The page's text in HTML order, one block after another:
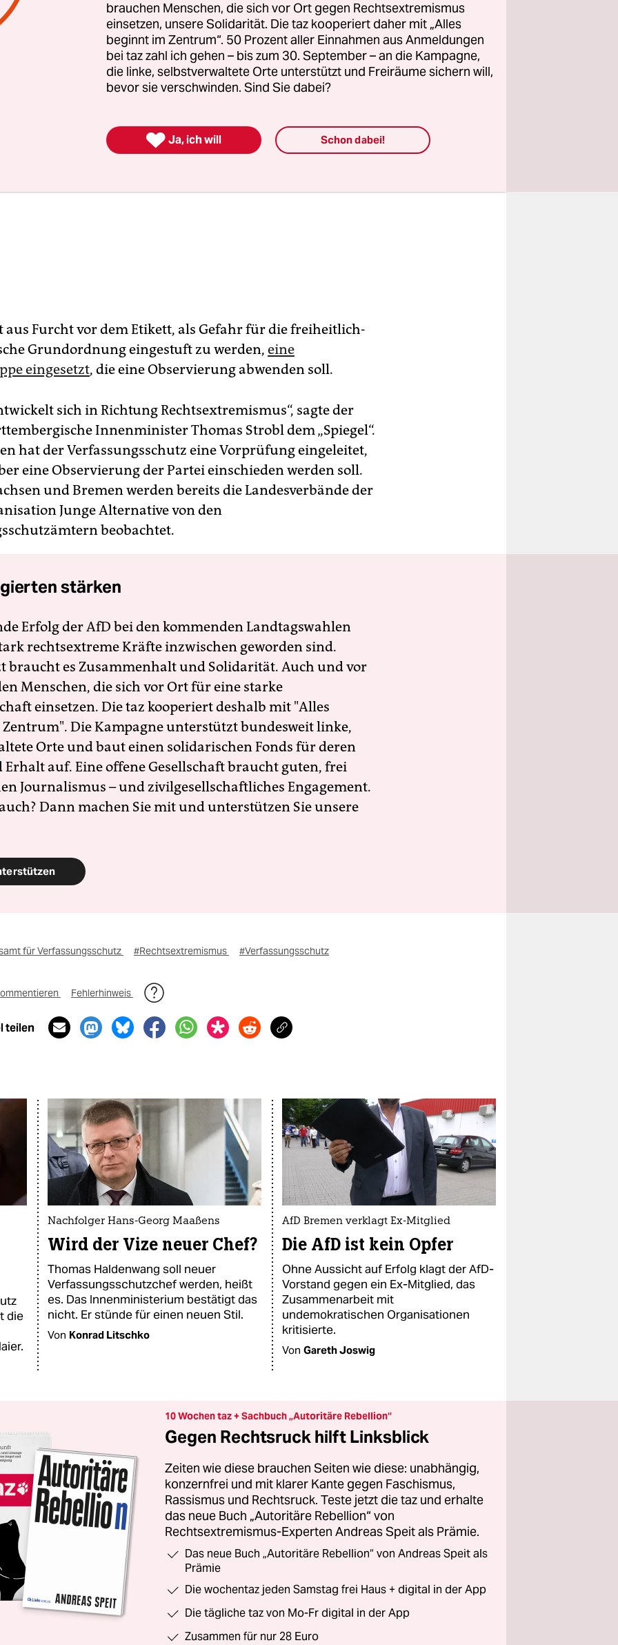
einzelne weit über hundert Seiten. Aus drei Bundesländern
Informationen gegeben, darunter Sachsen.
aus Furcht vor dem Etikett, als Gefahr für die freiheitlich-
Grundordnung eingestuft zu werden, eine
eingesetzt, die eine Observierung abwenden soll.
sich in Richtung Rechtsextremismus“, sagte der
Innenminister Thomas Strobl dem „Spiegel“.
hat der Verfassungsschutz eine Vorprüfung eingeleitet,
eine Observierung der Partei einschieden werden soll.
und Bremen werden bereits die Landesverbände der
Junge Alternative von den
beobachtet.
stärken
Erfolg der AfD bei den kommenden Landtagswahlen
rechtsextreme Kräfte inzwischen geworden sind.
braucht es Zusammenhalt und Solidarität. Auch und vor
Menschen, die sich vor Ort für eine starke
einsetzen. Die taz kooperiert deshalb mit "Alles
Die Kampagne unterstützt bundesweit linke,
Orte und baut einen solidarischen Fonds für deren
Erhalt auf. Eine offene Gesellschaft braucht guten, frei
Journalismus – und zivilgesellschaftliches Engagement.
Dann machen Sie mit und unterstützen Sie unsere
für Verfassungsschutz #Rechtsextremismus #Verfassungsschutz
Fehlerhinweis
teilen
die
Nachfolger Hans-Georg Maaßens
Wird der Vize neuer Chef?
Thomas Haldenwang soll neuer
Verfassungsschutzchef werden, heißt
es. Das Innenministerium bestätigt das
nicht. Er stünde für einen neuen Stil.
Von Konrad Litschko
AfD Bremen verklagt Ex-Mitglied
Die AfD ist kein Opfer
Ohne Aussicht auf Erfolg klagt der AfD-
Vorstand gegen ein Ex-Mitglied, das
Zusammenarbeit mit
undemokratischen Organisationen
kritisierte.
Von Gareth Joswig
10 Wochen taz + Sachbuch „Autoritäre Rebellion“
Gegen Rechtsruck hilft Linksblick
Zeiten wie diese brauchen Seiten wie diese: unabhängig,
konzernfrei und mit klarer Kante gegen Faschismus,
Rassismus und Rechtsruck. Teste jetzt die taz und erhalte
das neue Buch „Autoritäre Rebellion“ von
Rechtsextremismus-Experten Andreas Speit als Prämie.
Das neue Buch „Autoritäre Rebellion“ von Andreas Speit als
Prämie
Die wochentaz jeden Samstag frei Haus + digital in der App
Die tägliche taz von Mo-Fr digital in der App
Zusammen für nur 28 Euro
brauchen Menschen, die sich vor Ort gegen Rechtsextremismus
einsetzen, unsere Solidarität. Die taz kooperiert daher mit „Alles
beginnt im Zentrum“. 50 Prozent aller Einnahmen aus Anmeldungen
bei taz zahl ich gehen – bis zum 30. September – an die Kampagne,
die linke, selbstverwaltete Orte unterstützt und Freiräume sichern will,
bevor sie verschwinden. Sind Sie dabei?
 Ja, ich will Schon dabei!